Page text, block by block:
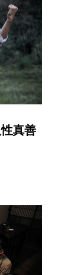
真善